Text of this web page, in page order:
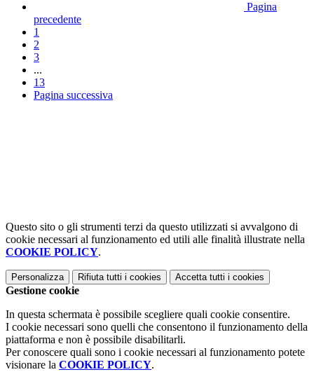
Pagina
precedente
1
2
3
...
13
Pagina successiva
Questo sito o gli strumenti terzi da questo utilizzati si avvalgono di
cookie necessari al funzionamento ed utili alle finalità illustrate nella
COOKIE POLICY.
Personalizza Rifiuta tutti i cookies Accetta tutti i cookies
Gestione cookie
In questa schermata è possibile scegliere quali cookie consentire.
I cookie necessari sono quelli che consentono il funzionamento della
piattaforma e non è possibile disabilitarli.
Per conoscere quali sono i cookie necessari al funzionamento potete
visionare la COOKIE POLICY.